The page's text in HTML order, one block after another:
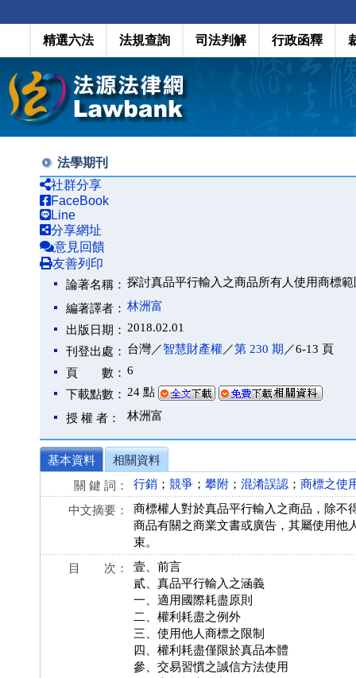
精選六法 法規查詢 司法判解 行政函釋
法學期刊
社群分享
FaceBook
Line
分享網址
意見回饋
友善列印
論著名稱： 探討真品平行輸入之商品所有人使用商標
編著譯者： 林洲富
出版日期： 2018.02.01
刊登出處： 台灣／智慧財產權／第 230 期 ／6-13 頁
頁 數： 6
下載點數： 24 點
授 權 者： 林洲富
基本資料
相關資料
關 鍵 詞：
行銷 ； 競爭 ； 攀附 ； 混淆誤認 ； 商標之使
中文摘要：
商標權人對於真品平行輸入之商品，除不
商品有關之商業文書或廣告，其屬使用他
束。
目 次：
壹、前言
貳、真品平行輸入之涵義
一、適用國際耗盡原則
二、權利耗盡之例外
三、使用他人商標之限制
四、權利耗盡僅限於真品本體
參、交易習慣之誠信方法使用